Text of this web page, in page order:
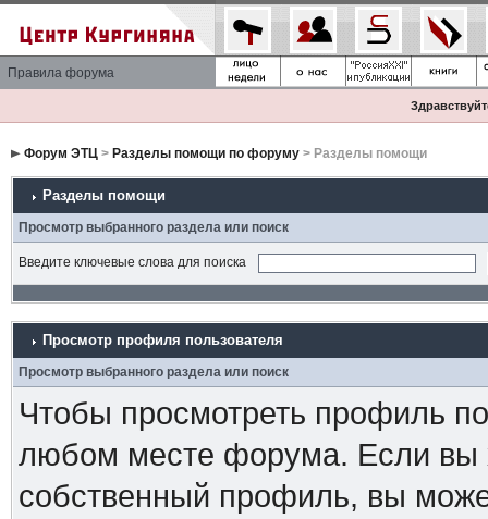
Правила форума
Форум ЭТЦ> Разделы помощи по форуму> Разделы помощи
Разделы помощи
Просмотр выбранного раздела или поиск
Введите ключевые слова для поиска
Просмотр профиля пользователя
Просмотр выбранного раздела или поиск
Чтобы просмотреть профиль
любом месте форума. Если вы
собственный профиль, вы